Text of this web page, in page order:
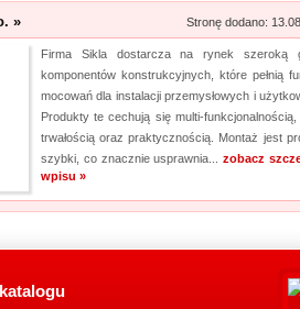
» Stronę dodano:
Firma Sikla dostarcza na rynek szeroką
komponentów konstrukcyjnych, które pełnią
mocowań dla instalacji przemysłowych i
Produkty te cechują się multi-funkcjonalnością,
trwałością oraz praktycznością. Montaż jest
szybki, co znacznie usprawnia...zobacz
wpisu »